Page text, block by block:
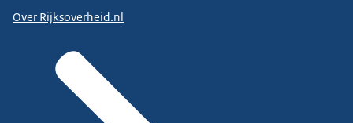
Over Rijksoverheid.nl